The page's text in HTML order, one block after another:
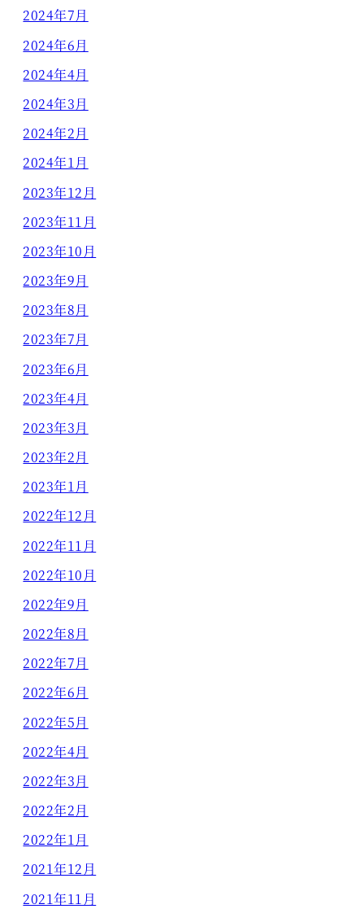
2024年7月
2024年6月
2024年4月
2024年3月
2024年2月
2024年1月
2023年12月
2023年11月
2023年10月
2023年9月
2023年8月
2023年7月
2023年6月
2023年4月
2023年3月
2023年2月
2023年1月
2022年12月
2022年11月
2022年10月
2022年9月
2022年8月
2022年7月
2022年6月
2022年5月
2022年4月
2022年3月
2022年2月
2022年1月
2021年12月
2021年11月